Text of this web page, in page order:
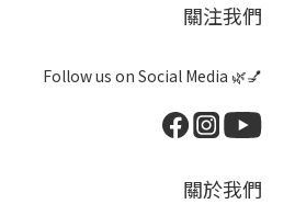
關注我們
Follow us on Social Media 🌿💅
關於我們